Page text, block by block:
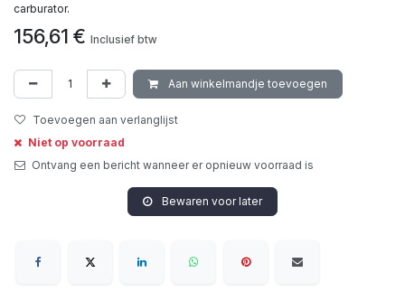
carburator.
156,61 € Inclusief btw
Aan winkelmandje toevoegen
Toevoegen aan verlanglijst
Niet op voorraad
Ontvang een bericht wanneer er opnieuw voorraad is
Bewaren voor later